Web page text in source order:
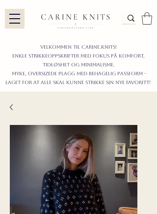
Velkommen til carine.knits!
enkle STRIKKEoppskrifter MED FOKUS PÅ KOMFORT,
TIDLØShet OG MINIMALISme.
myke, oversizede plagg med behagelig passform -
LAGET FOR AT ALLE skal KUNNE strikke sIN nyE favoritt!